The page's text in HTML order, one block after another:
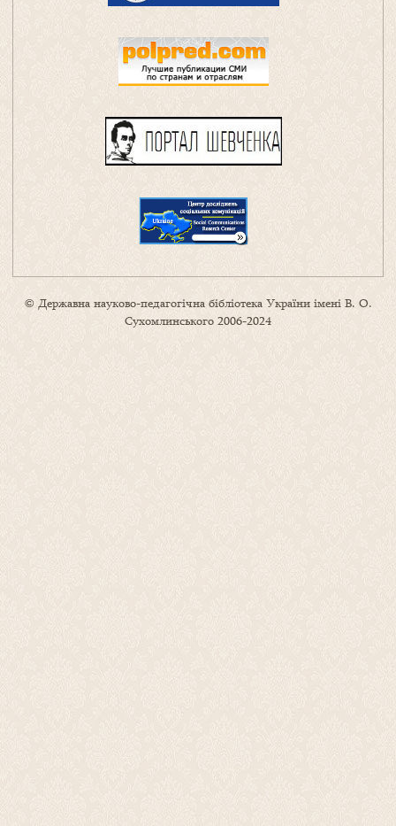
© Державна науково-педагогічна бібліотека України імені В. О.
Сухомлинського 2006-2024